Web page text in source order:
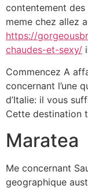
contentement
meme chez allez
https://
chaudes-et-sexy/
Commencez A
concernant l’une
d’Italie: il vous
Cette destination
Maratea
Me concernant
geographique